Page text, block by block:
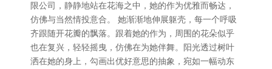
限公司，静静地站在花海之中，她的作为优雅而畅达，
仿佛与当然情投意合。 她渐渐地伸展躯壳，每一个呼吸
齐跟随开花瓣的飘落。跟着她的作为，周围的花朵似乎
也在复兴，轻轻摇曳，仿佛在为她伴舞。阳光透过树叶
洒在她的身上，勾画出优好意思的抽象，宛如一幅动东